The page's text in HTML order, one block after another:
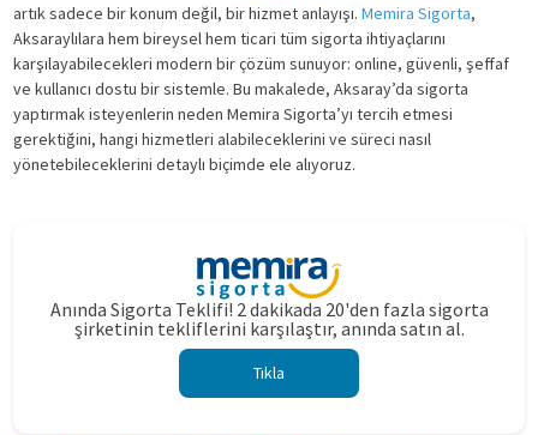
artık sadece bir konum değil, bir hizmet anlayışı. Memira Sigorta,
Aksaraylılara hem bireysel hem ticari tüm sigorta ihtiyaçlarını
karşılayabilecekleri modern bir çözüm sunuyor: online, güvenli, şeffaf
ve kullanıcı dostu bir sistemle. Bu makalede, Aksaray’da sigorta
yaptırmak isteyenlerin neden Memira Sigorta’yı tercih etmesi
gerektiğini, hangi hizmetleri alabileceklerini ve süreci nasıl
yönetebileceklerini detaylı biçimde ele alıyoruz.
Anında Sigorta Teklifi! 2 dakikada 20'den fazla sigorta
şirketinin tekliflerini karşılaştır, anında satın al.
Tıkla